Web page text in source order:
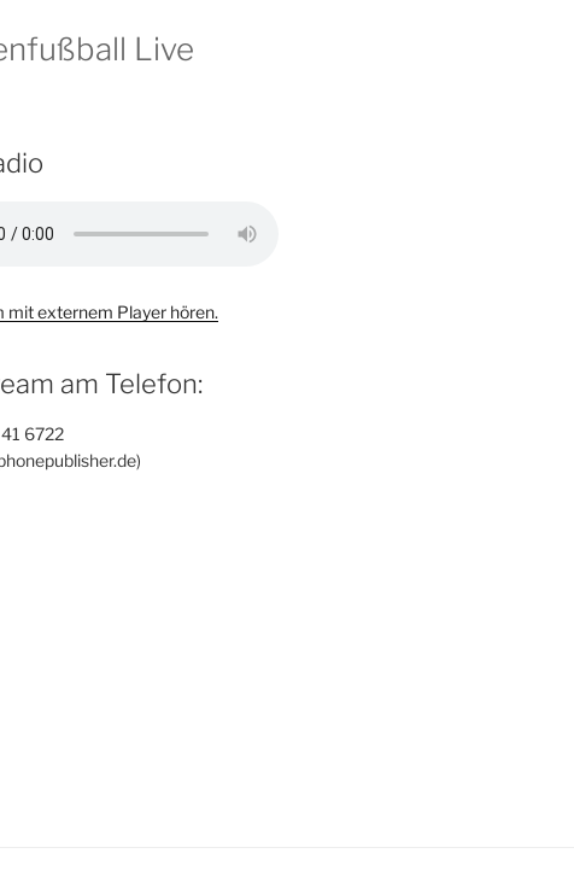
Live
mit externem Player hören.
am Telefon:
6722